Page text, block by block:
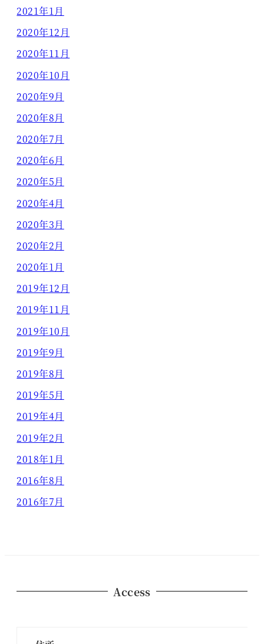
2021年1月
2020年12月
2020年11月
2020年10月
2020年9月
2020年8月
2020年7月
2020年6月
2020年5月
2020年4月
2020年3月
2020年2月
2020年1月
2019年12月
2019年11月
2019年10月
2019年9月
2019年8月
2019年5月
2019年4月
2019年2月
2018年1月
2016年8月
2016年7月
Access